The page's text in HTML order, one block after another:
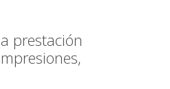
prestación